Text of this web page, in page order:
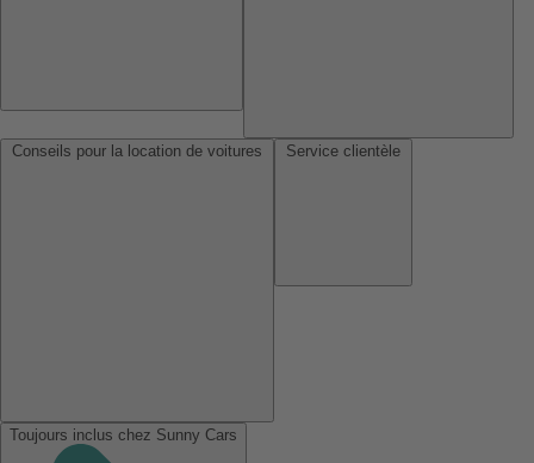
Toujours inclus chez Sunny Cars